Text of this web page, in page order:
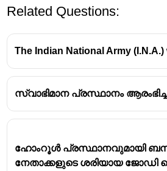
Related Questions:
The Indian National Army
സ്വാഭിമാന പ്രസ്ഥാനം
ഹോംറൂൾ പ്രസ്ഥാനവുമായി
നേതാക്കളുടെ ശരിയായ ജോഡി